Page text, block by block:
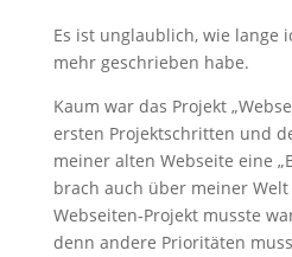
Es ist unglaublich, wie lange
mehr geschrieben habe.
Kaum war das Projekt
ersten Projektschritten und
meiner alten Webseite eine
brach auch über meiner
Webseiten-Projekt musste
denn andere Prioritäten